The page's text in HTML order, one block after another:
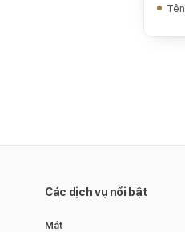
Tên
Các dịch vụ nổi bật
Mắt